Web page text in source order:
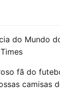
do Mundo
fã do
camisas